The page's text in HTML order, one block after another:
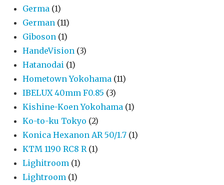
Germa (1)
German (11)
Giboson (1)
HandeVision (3)
Hatanodai (1)
Hometown Yokohama (11)
IBELUX 40mm F0.85 (3)
Kishine-Koen Yokohama (1)
Ko-to-ku Tokyo (2)
Konica Hexanon AR 50/1.7 (1)
KTM 1190 RC8 R (1)
Lighitroom (1)
Lightroom (1)